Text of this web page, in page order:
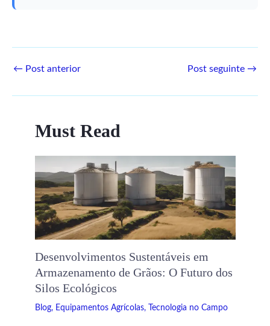
← Post anterior Post seguinte →
Must Read
Desenvolvimentos Sustentáveis ​​em
Armazenamento de Grãos: O Futuro dos
Silos Ecológicos
Blog, Equipamentos Agrícolas, Tecnologia no Campo